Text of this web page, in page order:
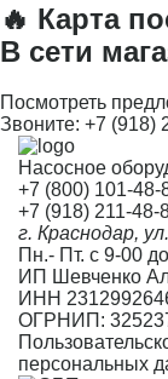
🔥 Карта
В сети
Посмотреть
Звоните: +7 (918)
Насосное
+7 (800) 101-48-
+7 (918) 211-48-
г. Краснодар,
Пн.- Пт. с 9-00
ИП Шевченко
ИНН
ОГРНИП:
персональных